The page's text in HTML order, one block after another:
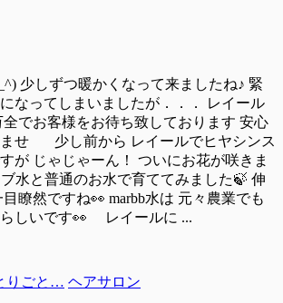
少しずつ暖かくなって来ましたね♪ 緊
なってしまいましたが．．． レイール
でお客様をお待ち致しております 安心
ませ 少し前から レイールでヒヤシンス
が じゃじゃーん！ ついにお花が咲きま
水と普通のお水で育ててみました🍃 伸
瞭然ですね👀 marbb水は 元々農業でも
しいです👀 レイールに ...
りごと… ヘアサロン